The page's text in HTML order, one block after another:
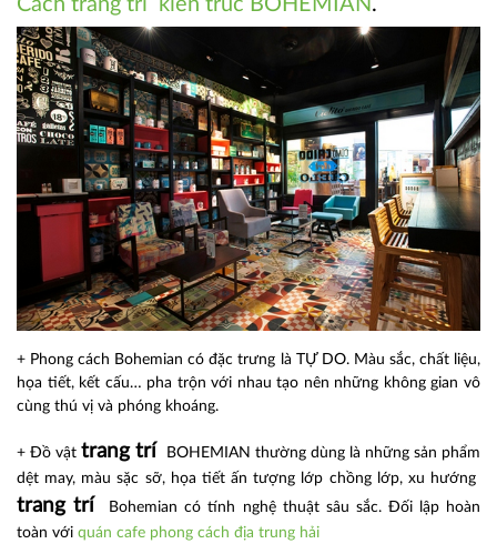
Cách trang trí kiến trúc BOHEMIAN .
+ Phong cách Bohemian có đặc trưng là TỰ DO. Màu sắc, chất liệu,
họa tiết, kết cấu… pha trộn với nhau tạo nên những không gian vô
cùng thú vị và phóng khoáng.
+ Đồ vật trang trí
BOHEMIAN thường dùng là những sản phẩm
dệt may, màu sặc sỡ, họa tiết ấn tượng lớp chồng lớp, xu hướng
trang trí
Bohemian có tính nghệ thuật sâu sắc. Đối lập hoàn
toàn với quán cafe phong cách địa trung hải